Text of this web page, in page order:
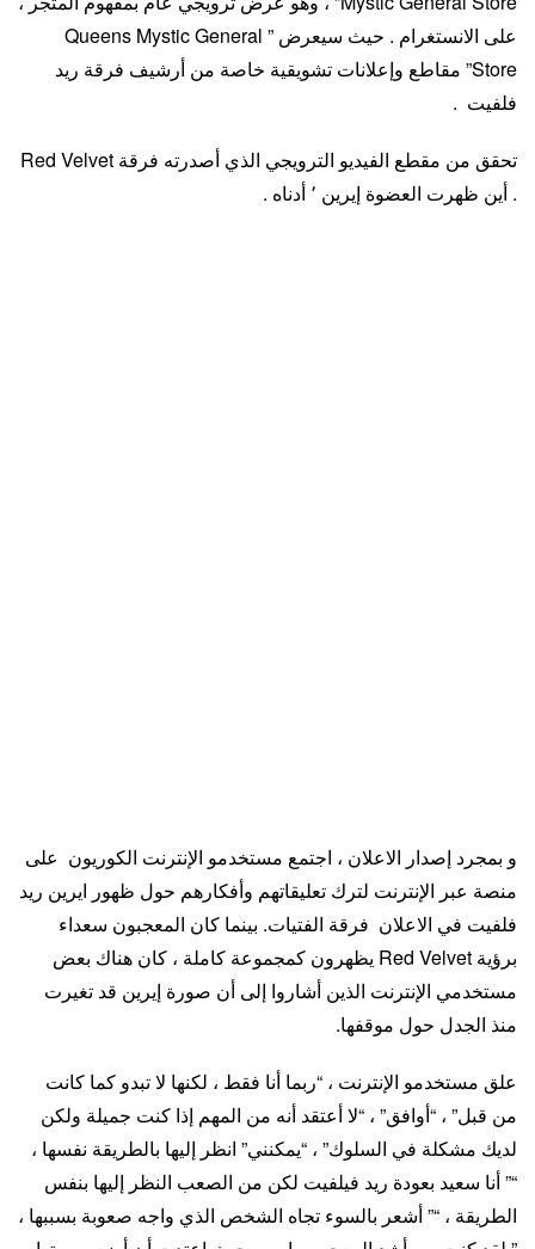
على الانستغرام . حيث سيعرض ” Queens Mystic General
Store” مقاطع وإعلانات تشويقية خاصة من أرشيف فرقة ريد
فلفيت .
تحقق من مقطع الفيديو الترويجي الذي أصدرته فرقة Red Velvet
. أين ظهرت العضوة إيرين ٬ أدناه .
و بمجرد إصدار الاعلان ، اجتمع مستخدمو الإنترنت الكوريون على
منصة عبر الإنترنت لترك تعليقاتهم وأفكارهم حول ظهور ايرين ريد
فلفيت في الاعلان فرقة الفتيات. بينما كان المعجبون سعداء
برؤية Red Velvet يظهرون كمجموعة كاملة ، كان هناك بعض
مستخدمي الإنترنت الذين أشاروا إلى أن صورة إيرين قد تغيرت
منذ الجدل حول موقفها.
علق مستخدمو الإنترنت ، “ربما أنا فقط ، لكنها لا تبدو كما كانت
من قبل” ، “أوافق” ، “لا أعتقد أنه من المهم إذا كنت جميلة ولكن
لديك مشكلة في السلوك” ، “يمكنني” انظر إليها بالطريقة نفسها ،
“” أنا سعيد بعودة ريد فيلفيت لكن من الصعب النظر إليها بنفس
الطريقة ، “” أشعر بالسوء تجاه الشخص الذي واجه صعوبة بسببها ،